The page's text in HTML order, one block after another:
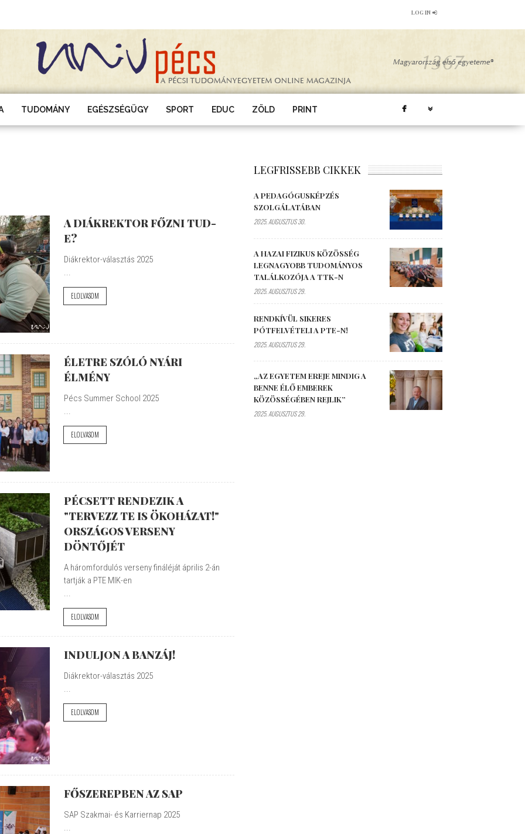
LOG IN
TUDOMÁNY EGÉSZSÉGÜGY SPORT EDUC ZÖLD PRINT
A DIÁKREKTOR FŐZNI TUD-
E?
Diákrektor-választás 2025
...
ELOLVASOM
ÉLETRE SZÓLÓ NYÁRI
ÉLMÉNY
Pécs Summer School 2025
...
ELOLVASOM
PÉCSETT RENDEZIK A
"TERVEZZ TE IS ÖKOHÁZAT!"
ORSZÁGOS VERSENY
DÖNTŐJÉT
A háromfordulós verseny fináléját április 2-án
tartják a PTE MIK-en
...
ELOLVASOM
INDULJON A BANZÁJ!
Diákrektor-választás 2025
...
ELOLVASOM
FŐSZEREPBEN AZ SAP
SAP Szakmai- és Karriernap 2025
...
LEGFRISSEBB CIKKEK
A PEDAGÓGUSKÉPZÉS
SZOLGÁLATÁBAN
2025. AUGUSZTUS 30.
A HAZAI FIZIKUS KÖZÖSSÉG
LEGNAGYOBB TUDOMÁNYOS
TALÁLKOZÓJA A TTK-N
2025. AUGUSZTUS 29.
RENDKÍVÜL SIKERES
PÓTFELVÉTELI A PTE-N!
2025. AUGUSZTUS 29.
„AZ EGYETEM EREJE MINDIG A
BENNE ÉLŐ EMBEREK
KÖZÖSSÉGÉBEN REJLIK”
2025. AUGUSZTUS 29.